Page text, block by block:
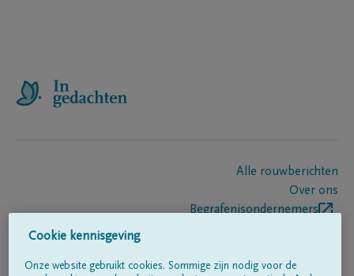
Alle rouwberichten
Over ons
Begrafenisondernemers
Cookie kennisgeving
Onze website gebruikt cookies. Sommige zijn nodig voor de